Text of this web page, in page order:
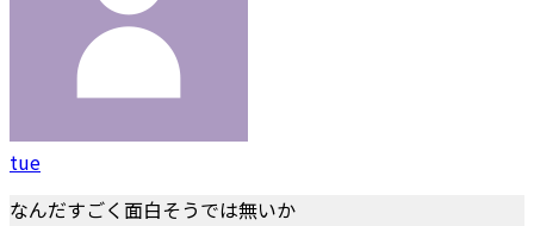
tue
なんだすごく面白そうでは無いか